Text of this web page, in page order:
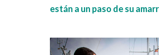
están a un paso de su